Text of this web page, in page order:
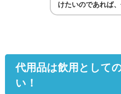
けたいのであれば
代用品は飲用として
い！